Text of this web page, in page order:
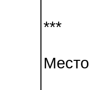
***
Место